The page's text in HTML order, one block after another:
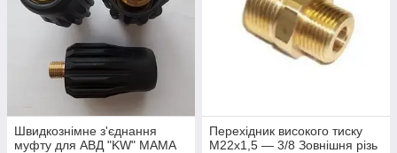
Швидкознімне з'єднання
муфту для АВД "KW" МАМА
Перехідник високого тиску
М22х1,5 — 3/8 Зовнішня різь